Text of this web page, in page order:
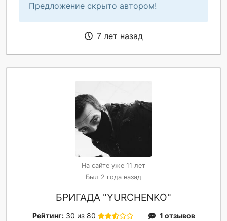
Предложение скрыто автором!
7 лет назад
На сайте уже 11 лет
Был 2 года назад
БРИГАДА "YURCHENKO"
Рейтинг: 30 из 80 1 отзывов